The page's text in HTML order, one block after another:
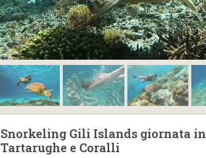
Snorkeling Gili Islands giornata
Tartarughe e Coralli